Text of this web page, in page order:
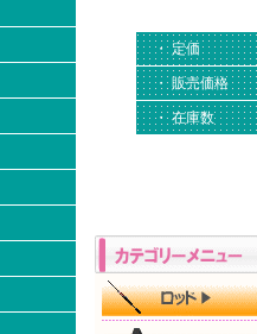
・ 定価
・ 販売価格
・ 在庫数